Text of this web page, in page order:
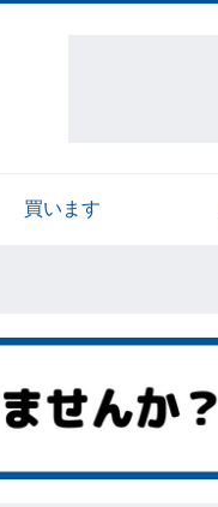
買います